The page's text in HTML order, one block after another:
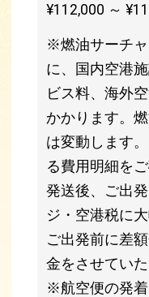
¥112,000 ～
※燃油サーチ
に、国内空港
ビス料、海外
かかります。
は変動します
る費用明細を
発送後、ご出
ジ・空港税に
ご出発前に差
金をさせていた
※航空便の発着